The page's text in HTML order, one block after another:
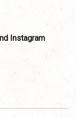
Instagram